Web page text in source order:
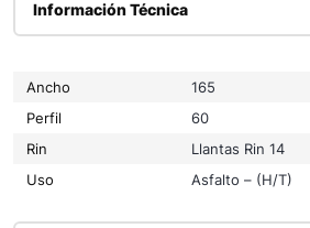
Información Técnica
Ancho
165
Perfil
60
Rin
Llantas Rin 14
Uso
Asfalto – (H/T)